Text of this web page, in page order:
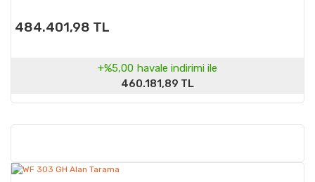
484.401,98 TL
+%5,00 havale indirimi ile
460.181,89 TL